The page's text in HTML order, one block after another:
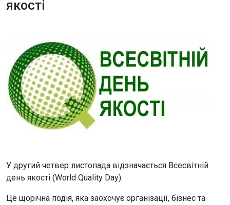
якості
У другий четвер листопада відзначається Всесвітній
день якості (World Quality Day).
Це щорічна подія, яка заохочує організації, бізнес та